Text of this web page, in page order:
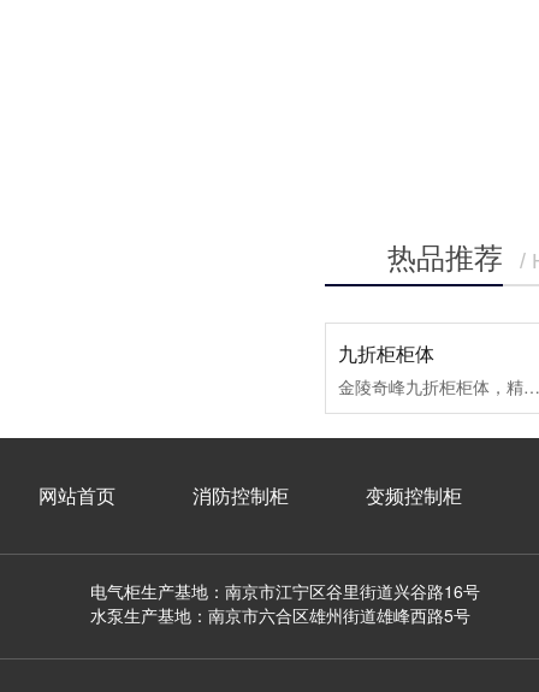
热品推荐 /
九折柜柜体
金陵奇峰九折柜柜体，精选优质钢材打造九折型材框架，结构牢固抗造，承重性能拉满。侧板、顶板均可拆卸，安装维护超便捷，25毫米间距魔术孔设计，让内部设备安装布局更灵活适配，适配各类工控场景。
网站首页 消防控制柜 变频控制柜
电气柜生产基地：南京市江宁区谷里街道兴谷路16号
水泵生产基地：南京市六合区雄州街道雄峰西路5号